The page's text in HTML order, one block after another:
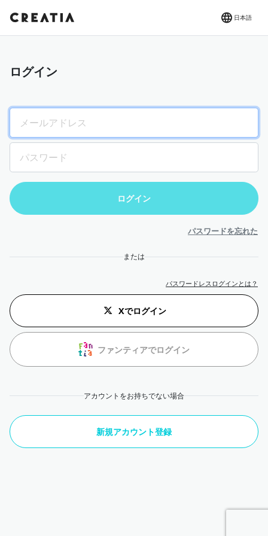
日本語
ログイン
パスワードを忘れた
または
パスワードレスログインとは？
Xでログイン
ファンティアでログイン
アカウントをお持ちでない場合
新規アカウント登録